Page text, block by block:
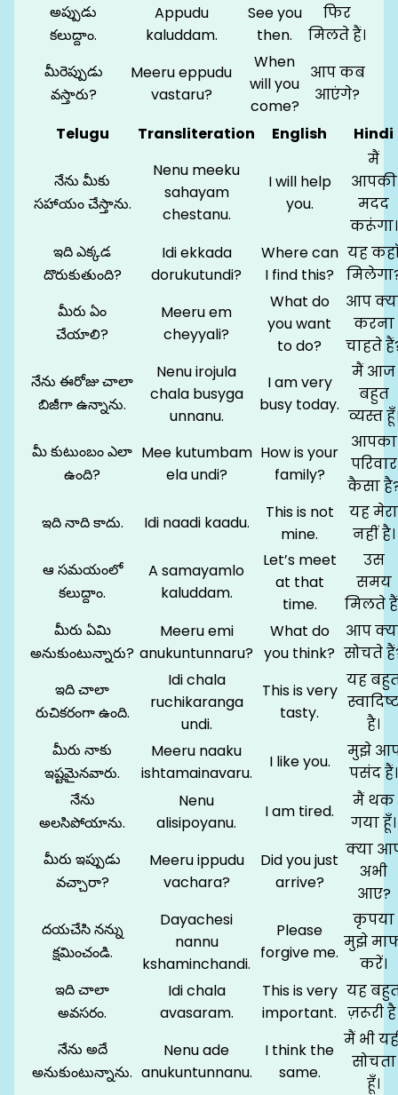
అప్పుడు
కలుద్దాం.
Appudu
kaluddam.
See you
then.
फिर
मिलते हैं।
మీరెప్పుడు
వస్తారు?
Meeru eppudu
vastaru?
When
will you
come?
आप कब
आएंगे?
Telugu
Transliteration English Hindi
నేను మీకు
సహాయం చేస్తాను.
Nenu meeku
sahayam
chestanu.
I will help
you.
मैं
आपकी
मदद
करूंगा।
ఇది ఎక్కడ
దొరుకుతుంది?
Idi ekkada
dorukutundi?
Where can
I find this?
यह
మీరు ఏం
చేయాలి?
Meeru em
cheyyali?
What do
you want
to do?
आप
करना
चाहते
నేను ఈరోజు చాలా
బిజీగా ఉన్నాను.
Nenu irojula
chala busyga
unnanu.
I am very
busy today.
मैं आज
बहुत
व्यस्त
మీ కుటుంబం ఎలా
ఉంది?
Mee kutumbam
ela undi?
How is your
family?
आपका
परिवार
कैसा
ఇది నాది కాదు.
Idi naadi kaadu.
This is not
mine.
यह मेरा
नहीं है।
ఆ సమయంలో
కలుద్దాం.
A samayamlo
kaluddam.
Let’s meet
at that
time.
उस
समय
मिलते
మీరు ఏమి
అనుకుంటున్నారు?
Meeru emi
anukuntunnaru?
What do
you think?
आप
सोचते
ఇది చాలా
రుచికరంగా ఉంది.
Idi chala
ruchikaranga
undi.
This is very
tasty.
यह
है।
మీరు నాకు
ఇష్టమైనవారు.
Meeru naaku
ishtamainavaru.
I like you.
मुझे
पसंद हैं।
నేను
అలసిపోయాను.
Nenu
alisipoyanu.
I am tired.
मैं थक
गया हूँ।
మీరు ఇప్పుడు
వచ్చారా?
Meeru ippudu
vachara?
Did you just
arrive?
क्या
अभी
आए?
దయచేసి నన్ను
క్షమించండి.
Dayachesi
nannu
kshaminchandi.
Please
forgive me.
कृपया
मुझे
करें।
ఇది చాలా
అవసరం.
Idi chala
avasaram.
This is very
important.
यह
ज़रूरी
నేను అదే
అనుకుంటున్నాను.
Nenu ade
anukuntunnanu.
I think the
same.
मैं भी
सोचता
हूँ।